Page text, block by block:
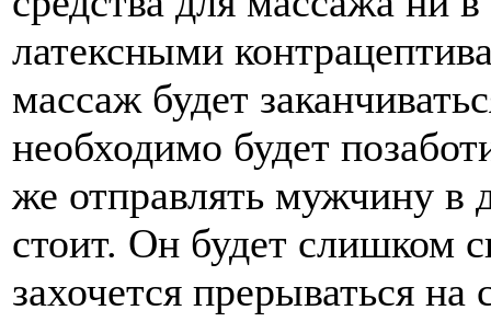
латексными
массаж будет
необходимо будет
же отправлять мужчину в
стоит. Он будет слишком
захочется прерываться